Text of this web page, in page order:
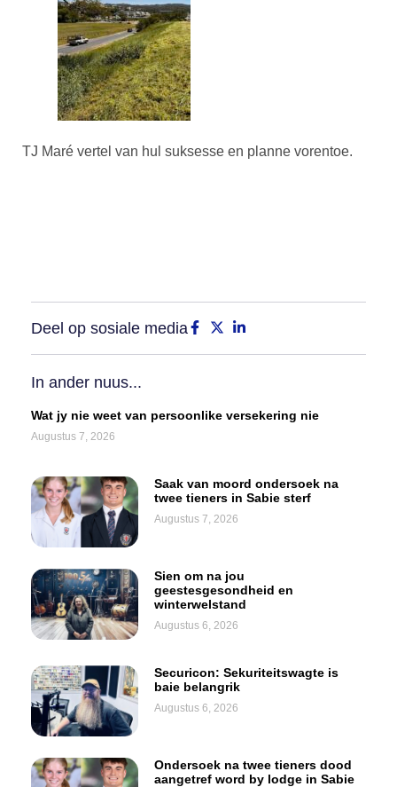
TJ Maré vertel van hul suksesse en planne vorentoe.
Deel op sosiale media
In ander nuus...
Wat jy nie weet van persoonlike versekering nie
Augustus 7, 2026
Saak van moord ondersoek na
twee tieners in Sabie sterf
Augustus 7, 2026
Sien om na jou
geestesgesondheid en
winterwelstand
Augustus 6, 2026
Securicon: Sekuriteitswagte is
baie belangrik
Augustus 6, 2026
Ondersoek na twee tieners dood
aangetref word by lodge in Sabie